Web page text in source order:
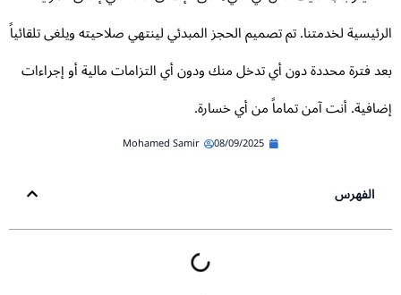
لخدمتنا. تم تصميم الحجز المبدئي لينتهي صلاحيته ويلغى تلقائياً
فترة محددة دون أي تدخل منك ودون أي التزامات مالية أو إجراءات
أنت آمن تماماً من أي خسارة.
08/09/2025
Mohamed Samir
الفهرس